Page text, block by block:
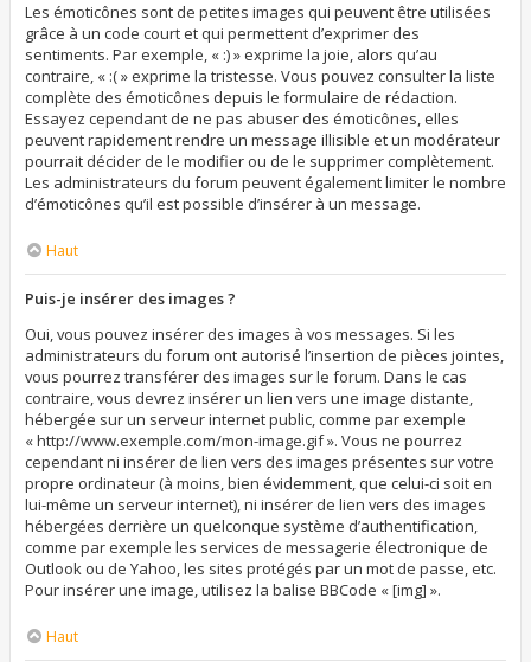
Les émoticônes sont de petites images qui peuvent être utilisées
grâce à un code court et qui permettent d’exprimer des
sentiments. Par exemple, « :) » exprime la joie, alors qu’au
contraire, « :( » exprime la tristesse. Vous pouvez consulter la liste
complète des émoticônes depuis le formulaire de rédaction.
Essayez cependant de ne pas abuser des émoticônes, elles
peuvent rapidement rendre un message illisible et un modérateur
pourrait décider de le modifier ou de le supprimer complètement.
Les administrateurs du forum peuvent également limiter le nombre
d’émoticônes qu’il est possible d’insérer à un message.
Haut
Puis-je insérer des images ?
Oui, vous pouvez insérer des images à vos messages. Si les
administrateurs du forum ont autorisé l’insertion de pièces jointes,
vous pourrez transférer des images sur le forum. Dans le cas
contraire, vous devrez insérer un lien vers une image distante,
hébergée sur un serveur internet public, comme par exemple
« http://www.exemple.com/mon-image.gif ». Vous ne pourrez
cependant ni insérer de lien vers des images présentes sur votre
propre ordinateur (à moins, bien évidemment, que celui-ci soit en
lui-même un serveur internet), ni insérer de lien vers des images
hébergées derrière un quelconque système d’authentification,
comme par exemple les services de messagerie électronique de
Outlook ou de Yahoo, les sites protégés par un mot de passe, etc.
Pour insérer une image, utilisez la balise BBCode « [img] ».
Haut